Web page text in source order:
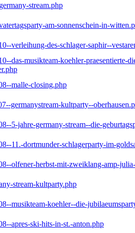
stream.php
am-sonnenschein-in-
verleihung-des-schlager-saphir--
das-musikteam-koehler-praesentierte-
malle-closing.php
germanystream-kultparty--
5-jahre-germany-stream--die-
11.-dortmunder-schlagerparty-im-
olfener-herbst-mit-zweiklang-amp-
stream-kultparty.php
musikteam-koehler--die-
apres-ski-hits-in-st.-anton.php